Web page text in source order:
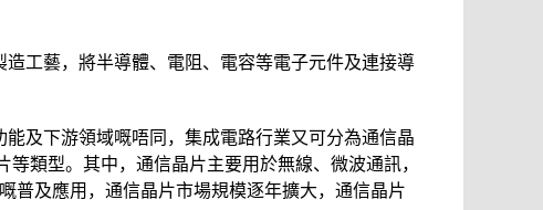
工藝，將半導體、電阻、電容等電子元件及連接導
及下游領域嘅唔同，集成電路行業又可分為通信晶
類型。其中，通信晶片主要用於無線、微波通訊，
普及應用，通信晶片市場規模逐年擴大，通信晶片